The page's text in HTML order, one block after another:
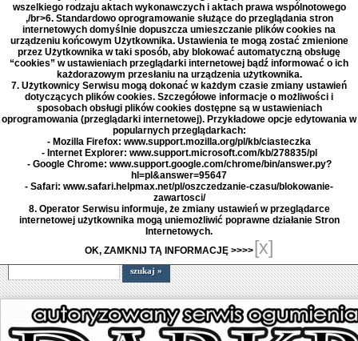
wszelkiego rodzaju aktach wykonawczych i aktach prawa wspólnotowego
,/br>6. Standardowo oprogramowanie służące do przeglądania stron
internetowych domyślnie dopuszcza umieszczanie plików cookies na
urządzeniu końcowym Użytkownika. Ustawienia te mogą zostać zmienione
przez Użytkownika w taki sposób, aby blokować automatyczną obsługę
“cookies” w ustawieniach przeglądarki internetowej bądź informować o ich
każdorazowym przesłaniu na urządzenia użytkownika.
7. Użytkownicy Serwisu mogą dokonać w każdym czasie zmiany ustawień
dotyczących plików cookies. Szczegółowe informacje o możliwości i
sposobach obsługi plików cookies dostępne są w ustawieniach
oprogramowania (przeglądarki internetowej). Przykładowe opcje edytowania w
popularnych przeglądarkach:
- Mozilla Firefox: www.support.mozilla.org/pl/kb/ciasteczka
- Internet Explorer: www.support.microsoft.com/kb/278835/pl
- Google Chrome: www.support.google.com/chrome/bin/answer.py?
hl=pl&answer=95647
- Safari: www.safari.helpmax.net/pl/oszczedzanie-czasu/blokowanie-
zawartosci/
8. Operator Serwisu informuje, że zmiany ustawień w przeglądarce
internetowej użytkownika mogą uniemożliwić poprawne działanie Stron
Internetowych.
OK, ZAMKNIJ TĄ INFORMACJĘ >>>>[x]